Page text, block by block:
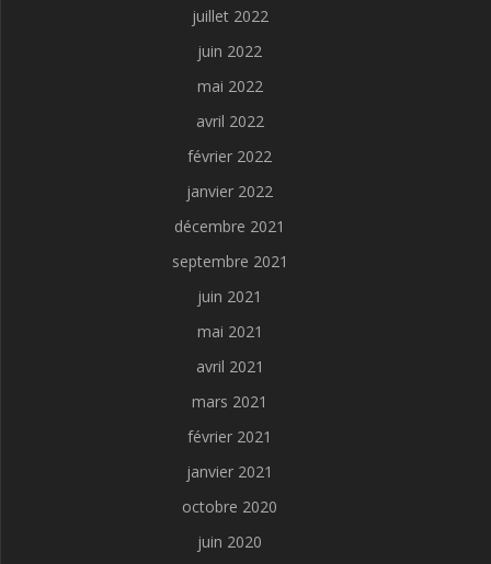
juillet 2022
juin 2022
mai 2022
avril 2022
février 2022
janvier 2022
décembre 2021
septembre 2021
juin 2021
mai 2021
avril 2021
mars 2021
février 2021
janvier 2021
octobre 2020
juin 2020